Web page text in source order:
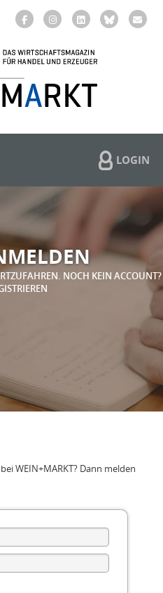
LOGIN
NOCH KEIN ACCOUNT?
WEIN+MARKT? Dann melden